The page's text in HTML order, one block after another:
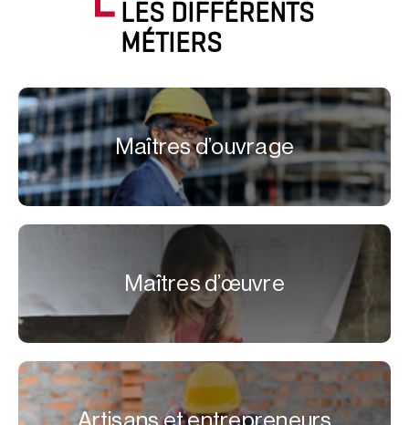
LES DIFFÉRENTS
MÉTIERS
Maîtres d’ouvrage
Maîtres d’œuvre
Artisans et entrepreneurs